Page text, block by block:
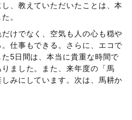
、教えていただいたことは、本
。
けでなく、空気も人の心も穏や
仕事もできる。さらに、エコで
5日間は、本当に貴重な時間で
ました。また、来年度の「馬
みにしています。次は、馬耕か